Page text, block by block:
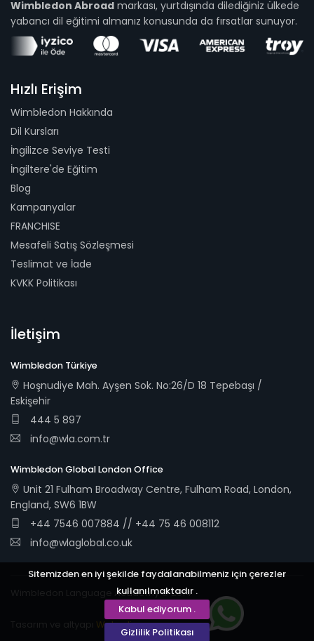
Sitemizden en iyi şekilde faydalanabilmeniz için çerezler
kullanılmaktadır .
Kabul ediyorum .
Gizlilik Politikası
Wimbledon Abroad markası, yurtdışında dilediğiniz ülkede
yabancı dil eğitimi almanız konusunda da fırsatlar sunuyor.
Hızlı Erişim
Wimbledon Hakkında
Dil Kursları
İngilizce Seviye Testi
İngiltere'de Eğitim
Blog
Kampanyalar
FRANCHISE
Mesafeli Satış Sözleşmesi
Teslimat ve İade
KVKK Politikası
İletişim
Wimbledon Türkiye
Hoşnudiye Mah. Ayşen Sok. No:26/D 18 Tepebaşı /
Eskişehir
444 5 897
info@wla.com.tr
Wimbledon Global London Office
Unit 21 Fulham Broadway Centre, Fulham Road, London,
England, SW6 1BW
+44 7546 007884 // +44 75 46 008112
info@wlaglobal.co.uk
Wimbledon Language Academy © 2014
Webudi